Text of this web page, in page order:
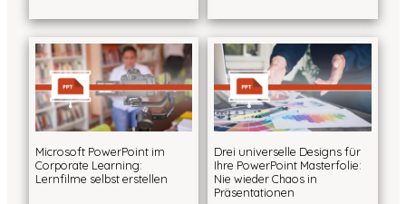
Microsoft PowerPoint im
Corporate Learning:
Lernfilme selbst erstellen
Drei universelle Designs für
Ihre PowerPoint Masterfolie:
Nie wieder Chaos in
Präsentationen